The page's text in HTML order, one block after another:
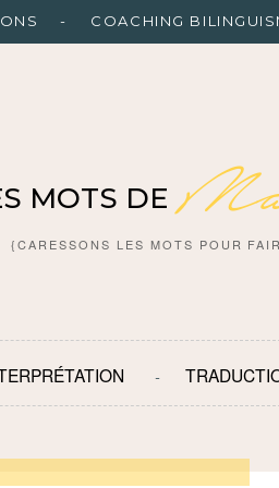
COACHING
MOTS DE
{CARESSONS LES MOTS POUR